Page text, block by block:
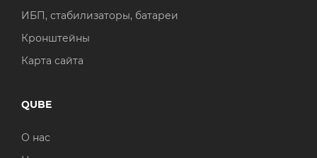
ИБП, стабилизаторы, батареи
Кронштейны
Карта сайта
QUBE
О нас